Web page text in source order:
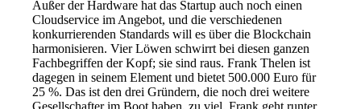
Außer der Hardware hat das Startup auch noch einen
Cloudservice im Angebot, und die verschiedenen
konkurrierenden Standards will es über die Blockchain
harmonisieren. Vier Löwen schwirrt bei diesen ganzen
Fachbegriffen der Kopf; sie sind raus. Frank Thelen ist
dagegen in seinem Element und bietet 500.000 Euro für
25 %. Das ist den drei Gründern, die noch drei weitere
Gesellschafter im Boot haben, zu viel. Frank geht runter